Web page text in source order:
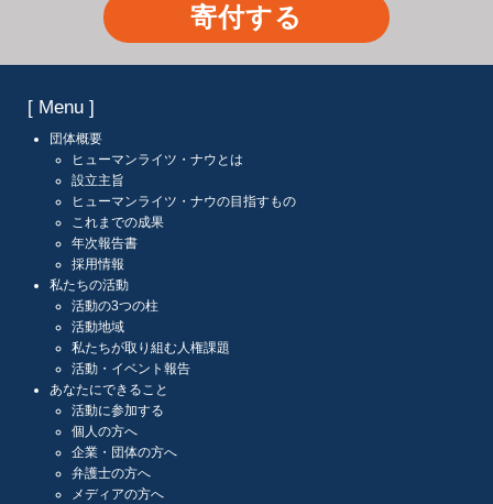
寄付する
[ Menu ]
団体概要
ヒューマンライツ・ナウとは
設立主旨
ヒューマンライツ・ナウの目指すもの
これまでの成果
年次報告書
採用情報
私たちの活動
活動の3つの柱
活動地域
私たちが取り組む人権課題
活動・イベント報告
あなたにできること
活動に参加する
個人の方へ
企業・団体の方へ
弁護士の方へ
メディアの方へ